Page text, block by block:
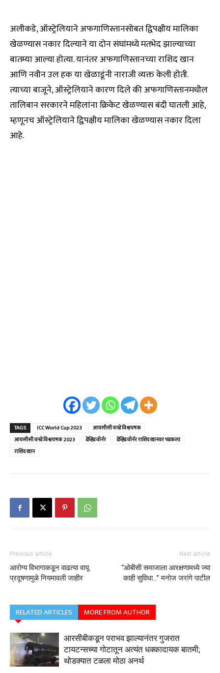
अलीकडे, ऑस्ट्रेलियाने अफगाणिस्तानसोबत द्विपक्षीय मालिका
खेळण्यास नकार दिल्याने या दोन संघांमध्ये मतभेद झाल्याच्या
बातम्या आल्या होत्या. यानंतर अफगाणिस्तानच्या राशिद खान
आणि नवीन उल हक या खेळाडूंनी नाराजी व्यक्त केली होती.
त्याच्या बाजूने, ऑस्ट्रेलियाने कारण दिले की अफगाणिस्तानमधील
तालिबान सरकारने महिलांना क्रिकेट खेळण्यास बंदी घातली आहे,
म्हणूनच ऑस्ट्रेलियाने द्विपक्षीय मालिका खेळण्यास नकार दिला
आहे.
TAGS ICC World Cup 2023
आयसीसी वनडे विश्वचषक
आयसीसी वनडे विश्वचषक 2023
डेव्हिड वॉर्नर
डेव्हिड वॉर्नर राशिद खानवर भडकला
राशिद खान
Previous article
आरोग्य विभागाकडून वाढत्या वायू
प्रदूषणामुळे नियमावली जाहीर
Next article
“ओबीसी समाजाला आरक्षणामध्ये ज्या
काही सुविधा…” मनोज जरांगे पाटील
RELATED ARTICLES MORE FROM AUTHOR
आरसीबीकडून पराभव झाल्यानंतर गुजरात
टायटन्सच्या गोटातून अत्यंत धक्कादायक बातमी;
थोडक्यात टळला मोठा अनर्थ